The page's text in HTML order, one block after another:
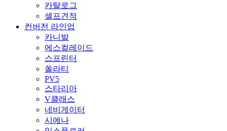
카탈로그
셀프견적
컨버전 라인업
카니발
에스컬레이드
스프린터
쏠라티
PV5
스타리아
V클래스
네비게이터
시에나